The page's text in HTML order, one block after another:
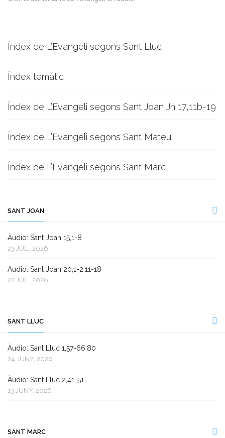
Índex de L’Evangeli segons Sant Lluc
Índex temàtic
Índex de L’Evangeli segons Sant Joan Jn 17,11b-19
Índex de L’Evangeli segons Sant Mateu
Índex de L’Evangeli segons Sant Marc
SANT JOAN
Àudio: Sant Joan 15,1-8
23 JUL., 2026
Àudio: Sant Joan 20,1-2.11-18
22 JUL., 2026
SANT LLUC
Àudio: Sant Lluc 1,57-66.80
24 JUNY, 2026
Àudio: Sant Lluc 2,41-51
13 JUNY, 2026
SANT MARC